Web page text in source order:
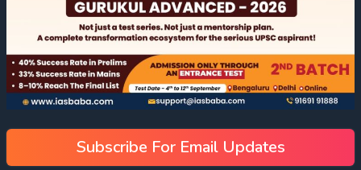
Subscribe For Email Updates